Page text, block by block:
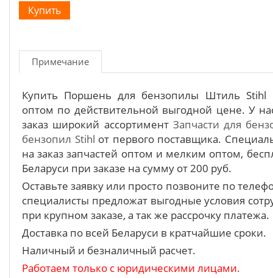
Примечание
Купить Поршень для бензопилы Штиль Stihl
оптом по действительной выгодной цене. У
заказ широкий ассортимент Запчасти для
бензопил Stihl от первого поставщика.
на заказ запчастей оптом и мелким оптом,
Беларуси при заказе на сумму от 200 руб.
Оставьте заявку или просто позвоните по
специалисты предложат выгодные условия
при крупном заказе, а так же рассрочку платежа.
Доставка по всей Беларуси в кратчайшие сроки.
Наличный и безналичный расчет.
Работаем только с юридическими лицами.